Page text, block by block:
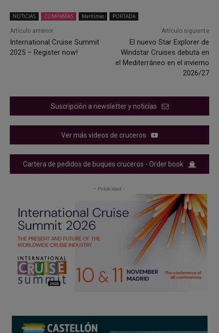
NOTICIAS COMPAÑÍAS Marítimas PORTADA
Artículo anterior
International Cruise Summit
2025 – Register now!
Artículo siguiente
El nuevo Star Explorer de
Windstar Cruises debuta en
el Mediterráneo en el invierno
2026/27
Suscripción a newsletter y noticias
Ver más videos de cruceros
Cartera de pedidos de buques cruceros - Order book
- Publicidad -